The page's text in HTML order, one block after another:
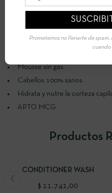
Da brillo y realza el color del
Fijación con aspecto natural.
Mousse sin gas.
Cabellos 100% sanos.
Hidrata y nutre la corteza
APTO MCG
Productos
CONDITIONER WASH
$ 11.741,00
Prometemos no llenarte de
cuando